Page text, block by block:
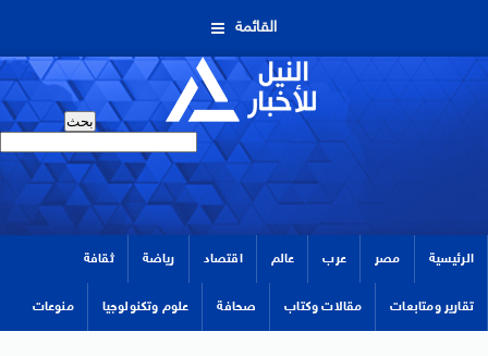
القائمة
الرئيسية مصر عرب عالم اقتصاد رياضة ثقافة
تقارير ومتابعات مقالات وكتاب صحافة علوم وتكنولوجيا منوعات